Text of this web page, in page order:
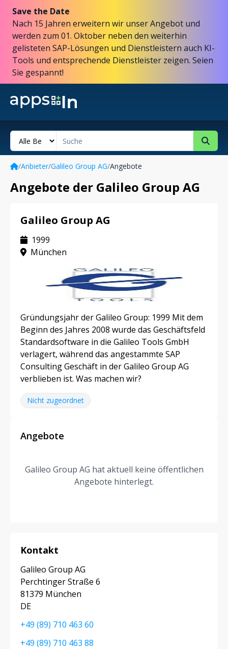
Save the Date
Nach 15 Jahren erweitern wir unser Angebot und
werden zum 01. Oktober neben den weiterhin
gelisteten SAP-Lösungen und Dienstleistern auch KI-
Tools und entsprechende Dienstleister zeigen. Seien
Sie gespannt!
/Anbieter/Galileo Group AG/Angebote
Angebote der Galileo Group AG
Galileo Group AG
1999
München
Gründungsjahr der Galileo Group: 1999 Mit dem
Beginn des Jahres 2008 wurde das Geschäftsfeld
Standardsoftware in die Galileo Tools GmbH
verlagert, während das angestammte SAP
Consulting Geschäft in der Galileo Group AG
verblieben ist. Was machen wir?
Nicht zugeordnet
Angebote
Galileo Group AG hat aktuell keine öffentlichen
Angebote hinterlegt.
Kontakt
Galileo Group AG
Perchtinger Straße 6
81379 München
DE
+49 (89) 710 463 60
+49 (89) 710 463 88